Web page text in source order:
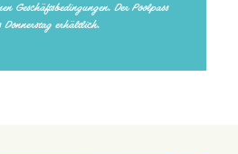
Geschäftsbedingungen. Der Poolpass
erhältlich.